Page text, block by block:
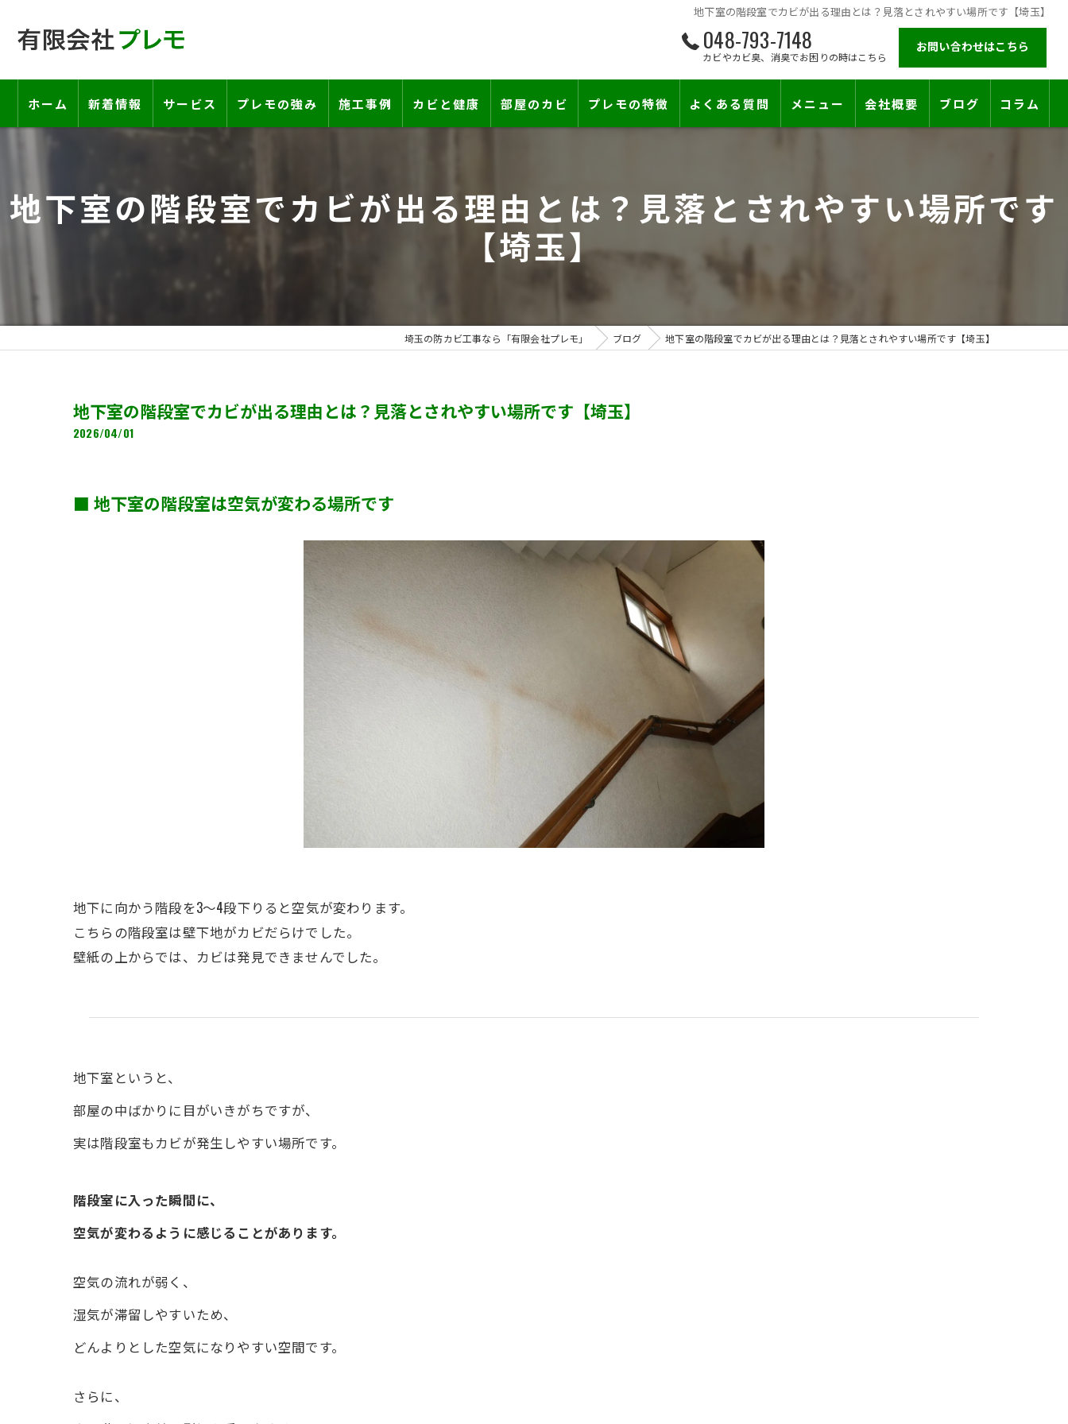
地下室の階段室でカビが出る理由とは？見落とされやすい場所です【埼玉】
048-793-7148
カビやカビ臭、消臭でお困りの時はこちら
お問い合わせはこちら
ホーム 新着情報 サービス
お客様の声
プレモの強み 施工事例 カビと健康 部屋のカビ
壁紙下地防カビ工事
壁紙カビ・壁紙下地のカビ
『またか…』の天井結露クレームに終止符を。賃貸オーナー様が最後に頼る専門工事
半地下・地下室のカビ
プレモの特徴
建築中のカビ
部屋の除菌消臭
よくある質問 メニュー 会社概要 ブログ コラム
地下室の階段室でカビが出る理由とは？見落とされやすい場所です
【埼玉】
埼玉の防カビ工事なら「有限会社プレモ」 ブログ 地下室の階段室でカビが出る理由とは？見落とされやすい場所です【埼玉】
地下室の階段室でカビが出る理由とは？見落とされやすい場所です【埼玉】
2026/04/01
■ 地下室の階段室は空気が変わる場所です
地下に向かう階段を3～4段下りると空気が変わります。
こちらの階段室は壁下地がカビだらけでした。
壁紙の上からでは、カビは発見できませんでした。
地下室というと、
部屋の中ばかりに目がいきがちですが、
実は階段室もカビが発生しやすい場所です。
階段室に入った瞬間に、
空気が変わるように感じることがあります。
空気の流れが弱く、
湿気が滞留しやすいため、
どんよりとした空気になりやすい空間です。
さらに、